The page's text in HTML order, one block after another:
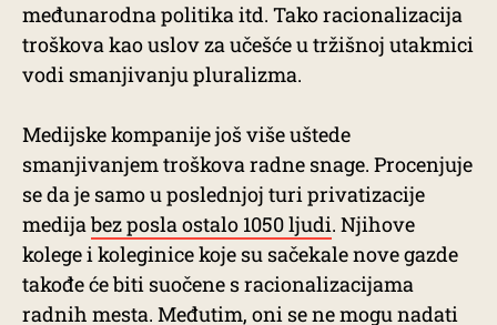
međunarodna politika itd. Tako racionalizacija
troškova kao uslov za učešće u tržišnoj utakmici
vodi smanjivanju pluralizma.
Medijske kompanije još više uštede
smanjivanjem troškova radne snage. Procenjuje
se da je samo u poslednjoj turi privatizacije
medijabez posla ostalo 1050 ljudi. Njihove
kolege i koleginice koje su sačekale nove gazde
takođe će biti suočene s racionalizacijama
radnih mesta. Međutim, oni se ne mogu nadati